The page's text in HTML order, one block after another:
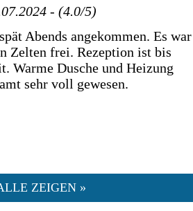
- (4.0/5)
Abends angekommen. Es war
Zelten frei. Rezeption ist bis
Warme Dusche und Heizung
sehr voll gewesen.
ZEIGEN »